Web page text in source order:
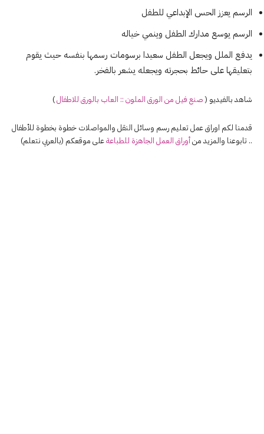
الرسم يعزز الحس الإبداعي للطفل
الرسم يوسع مدارك الطفل وينمي خياله
يدفع الملل ويجعل الطفل سعيدا برسومات رسمها بنفسه حيث يقوم
بتعليقها على حائط بحجرته ويجعله يشعر بالفخر.
شاهد بالفيديو (صنع فيل من الورق الملون :: العاب بالورق للاطفال)
قدمنا لكم اوراق عمل تعليم رسم وسائل النقل والمواصلات خطوة بخطوة للأطفال
.. تابوعنا والمزيد منأوراق العمل الجاهزة للطباعةعلى موقعكم (بالعربي نتعلم)